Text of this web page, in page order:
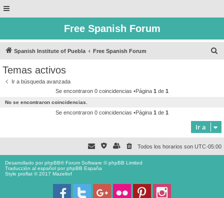
Free Spanish Forum
Spanish Institute of Puebla Free Spanish Forum
Temas activos
Ir a búsqueda avanzada
Se encontraron 0 coincidencias •Página 1 de 1
No se encontraron coincidencias.
Se encontraron 0 coincidencias •Página 1 de 1
Ir a
Todos los horarios son UTC-05:00
Desarrollado porphpBB® Forum Software © phpBB Limited
Traducción al español porphpBB España
Style proflat © 2017 Mazeltof